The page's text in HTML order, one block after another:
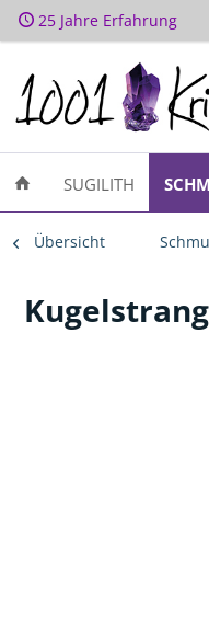
25 Jahre Erfahrung
SUGILITH
Übersicht